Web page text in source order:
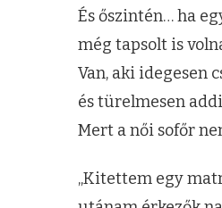
És őszintén… ha
még tapsolt is
Van, aki idegesen
és türelmesen
Mert a női sofőr
„Kitettem egy